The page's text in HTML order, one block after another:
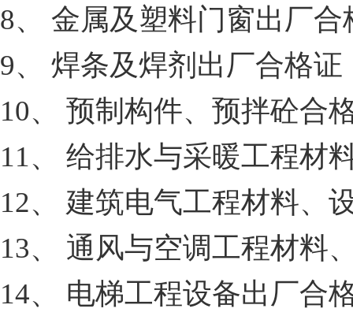
8、 金属及塑料门窗出厂合
9、 焊条及焊剂出厂合格证
10、 预制构件、预拌砼合
11、 给排水与采暖工程材
12、 建筑电气工程材料、
13、 通风与空调工程材料
14、 电梯工程设备出厂合